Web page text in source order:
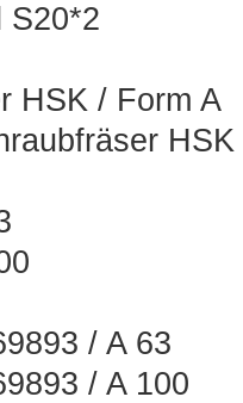
S20*2
HSK / Form A
HSK
/ A 63
/ A 100